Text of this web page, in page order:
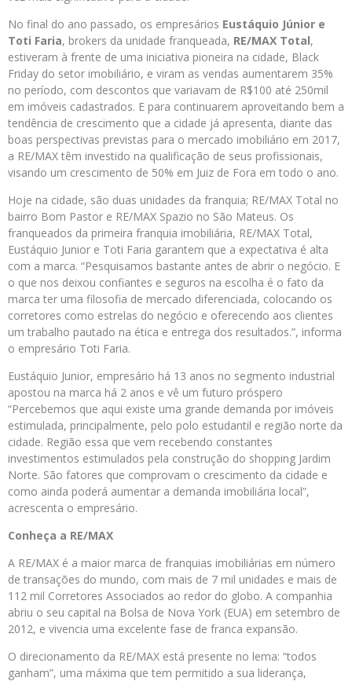
No final do ano passado, os empresários Eustáquio Júnior e
Toti Faria, brokers da unidade franqueada, RE/MAX Total,
estiveram à frente de uma iniciativa pioneira na cidade, Black
Friday do setor imobiliário, e viram as vendas aumentarem 35%
no período, com descontos que variavam de R$100 até 250mil
em imóveis cadastrados. E para continuarem aproveitando bem a
tendência de crescimento que a cidade já apresenta, diante das
boas perspectivas previstas para o mercado imobiliário em 2017,
a RE/MAX têm investido na qualificação de seus profissionais,
visando um crescimento de 50% em Juiz de Fora em todo o ano.
Hoje na cidade, são duas unidades da franquia; RE/MAX Total no
bairro Bom Pastor e RE/MAX Spazio no São Mateus. Os
franqueados da primeira franquia imobiliária, RE/MAX Total,
Eustáquio Junior e Toti Faria garantem que a expectativa é alta
com a marca. “Pesquisamos bastante antes de abrir o negócio. E
o que nos deixou confiantes e seguros na escolha é o fato da
marca ter uma filosofia de mercado diferenciada, colocando os
corretores como estrelas do negócio e oferecendo aos clientes
um trabalho pautado na ética e entrega dos resultados.”, informa
o empresário Toti Faria.
Eustáquio Junior, empresário há 13 anos no segmento industrial
apostou na marca há 2 anos e vê um futuro próspero
“Percebemos que aqui existe uma grande demanda por imóveis
estimulada, principalmente, pelo polo estudantil e região norte da
cidade. Região essa que vem recebendo constantes
investimentos estimulados pela construção do shopping Jardim
Norte. São fatores que comprovam o crescimento da cidade e
como ainda poderá aumentar a demanda imobiliária local”,
acrescenta o empresário.
Conheça a RE/MAX
A RE/MAX é a maior marca de franquias imobiliárias em número
de transações do mundo, com mais de 7 mil unidades e mais de
112 mil Corretores Associados ao redor do globo. A companhia
abriu o seu capital na Bolsa de Nova York (EUA) em setembro de
2012, e vivencia uma excelente fase de franca expansão.
O direcionamento da RE/MAX está presente no lema: “todos
ganham”, uma máxima que tem permitido a sua liderança,